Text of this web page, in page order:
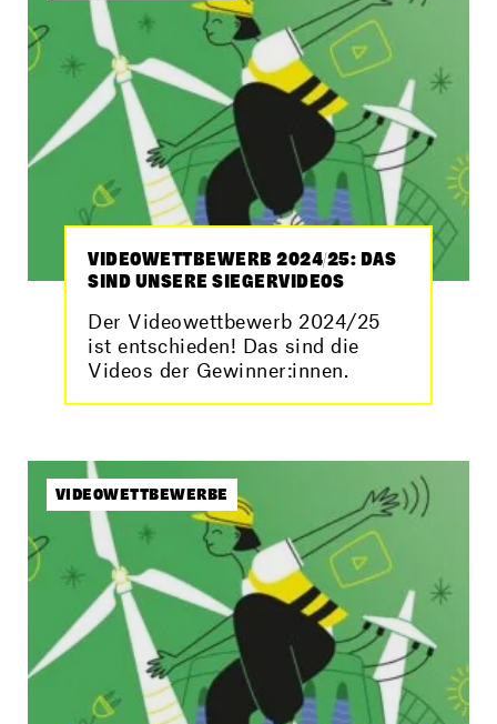
Projekt CoLa 2.0 – Cloud
Computing Lab gelernt. Hier
zeigen wir dir einen Einblick.
VIDEOWETTBEWERB 2024/25: DAS
SIND UNSERE SIEGERVIDEOS
Der Videowettbewerb 2024/25
ist entschieden! Das sind die
Videos der Gewinner:innen.
VIDEOWETTBEWERBE